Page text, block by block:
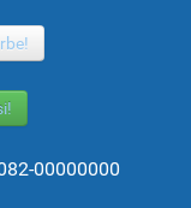
00000000